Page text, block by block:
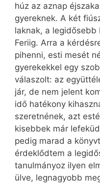
húz az aznap
gyereknek. A két
laknak, a legidősebb
Feriig. Arra a
pihenni, esti mesét
gyerekekkel egy
válaszolt: az
jár, de nem jelent
idő hatékony
szeretnének, azt
kisebbek már
pedig marad a
érdeklődtem a
tanulmányoz ilyen
ülve, legnagyobb